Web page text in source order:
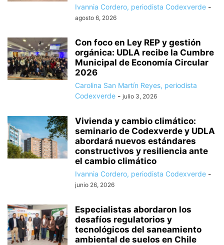
Ivannia Cordero, periodista Codexverde -
agosto 6, 2026
Con foco en Ley REP y gestión
orgánica: UDLA recibe la Cumbre
Municipal de Economía Circular
2026
Carolina San Martín Reyes, periodista
Codexverde - julio 3, 2026
Vivienda y cambio climático:
seminario de Codexverde y UDLA
abordará nuevos estándares
constructivos y resiliencia ante
el cambio climático
Ivannia Cordero, periodista Codexverde -
junio 26, 2026
Especialistas abordaron los
desafíos regulatorios y
tecnológicos del saneamiento
ambiental de suelos en Chile